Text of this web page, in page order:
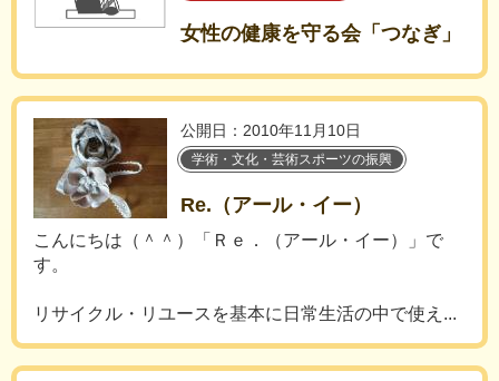
女性の健康を守る会「つなぎ」
公開日：2010年11月10日
学術・文化・芸術スポーツの振興
Re.（アール・イー）
こんにちは（＾＾）「Ｒｅ．（アール・イー）」で
す。
リサイクル・リユースを基本に日常生活の中で使え...